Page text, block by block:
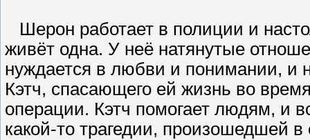
Шерон работает в полиции и
живёт одна. У неё натянутые
нуждается в любви и понимании, и
Кэтч, спасающего ей жизнь во
операции. Кэтч помогает людям, и
какой-то трагедии, произошедшей